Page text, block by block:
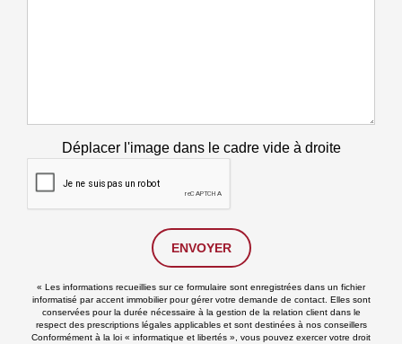
Déplacer l'image dans le cadre vide à droite
ENVOYER
« Les informations recueillies sur ce formulaire sont enregistrées dans un fichier
informatisé par accent immobilier pour gérer votre demande de contact. Elles sont
conservées pour la durée nécessaire à la gestion de la relation client dans le
respect des prescriptions légales applicables et sont destinées à nos conseillers
Conformément à la loi « informatique et libertés », vous pouvez exercer votre droit